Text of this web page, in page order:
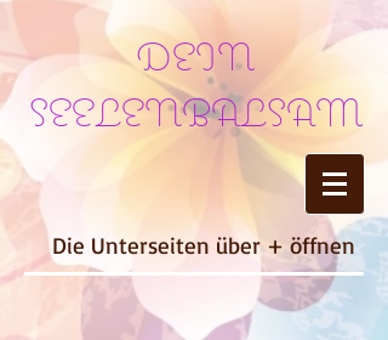
DEIN
SEELENBALSAM
Die Unterseiten über + öffnen